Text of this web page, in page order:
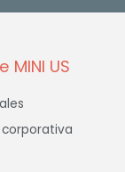
MINI US